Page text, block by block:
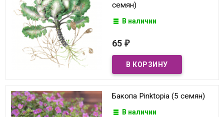
семян)
В наличии
65 ₽
Бакопа Pinktopia (5 семян)
В наличии